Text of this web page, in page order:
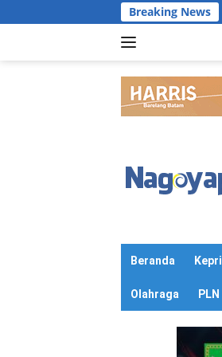
ke
Breaking News
Beranda Kepri
Olahraga PLN